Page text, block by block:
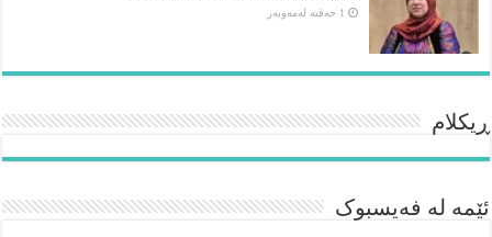
1 حەفتە لەمەوبەر
ڕیکلام
ئێمە لە فەیسبوک